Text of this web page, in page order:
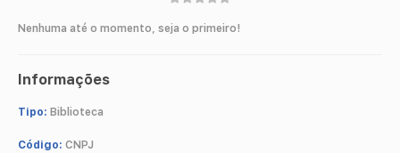
Nenhuma até o momento, seja o primeiro!
Informações
Tipo: Biblioteca
Código: CNPJ